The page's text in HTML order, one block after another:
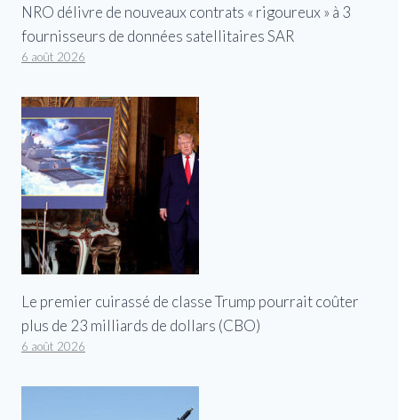
NRO délivre de nouveaux contrats « rigoureux » à 3
fournisseurs de données satellitaires SAR
6 août 2026
Le premier cuirassé de classe Trump pourrait coûter
plus de 23 milliards de dollars (CBO)
6 août 2026